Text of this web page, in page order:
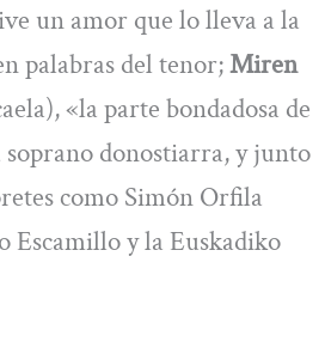
un amor que lo lleva a la
palabras del tenor;Miren
«la parte bondadosa de
donostiarra, y junto
como Simón Orfila
Escamillo y la Euskadiko